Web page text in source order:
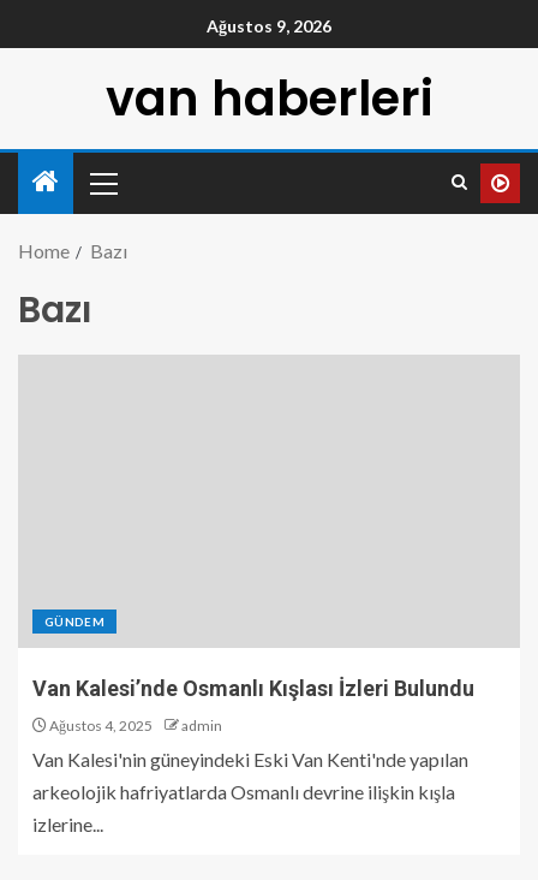
Ağustos 9, 2026
van haberleri
Home Bazı
Bazı
GÜNDEM
Van Kalesi’nde Osmanlı Kışlası İzleri Bulundu
Ağustos 4, 2025 admin
Van Kalesi'nin güneyindeki Eski Van Kenti'nde yapılan
arkeolojik hafriyatlarda Osmanlı devrine ilişkin kışla
izlerine...